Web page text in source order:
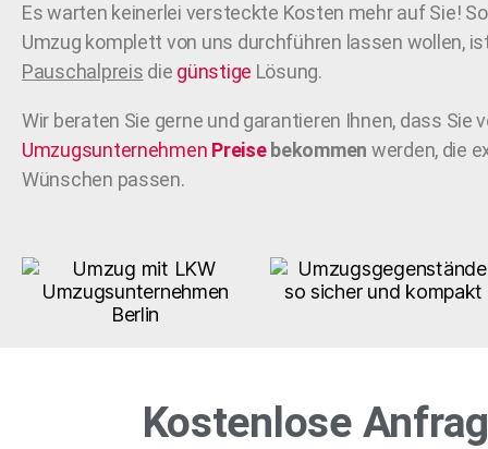
Es warten keinerlei versteckte Kosten mehr auf Sie!
Umzug komplett von uns durchführen lassen wollen,
Pauschalpreis die günstige Lösung.
Wir beraten Sie gerne und garantieren Ihnen, dass Sie
Umzugsunternehmen Preisebekommen werden, die
Wünschen passen.
Kostenlose